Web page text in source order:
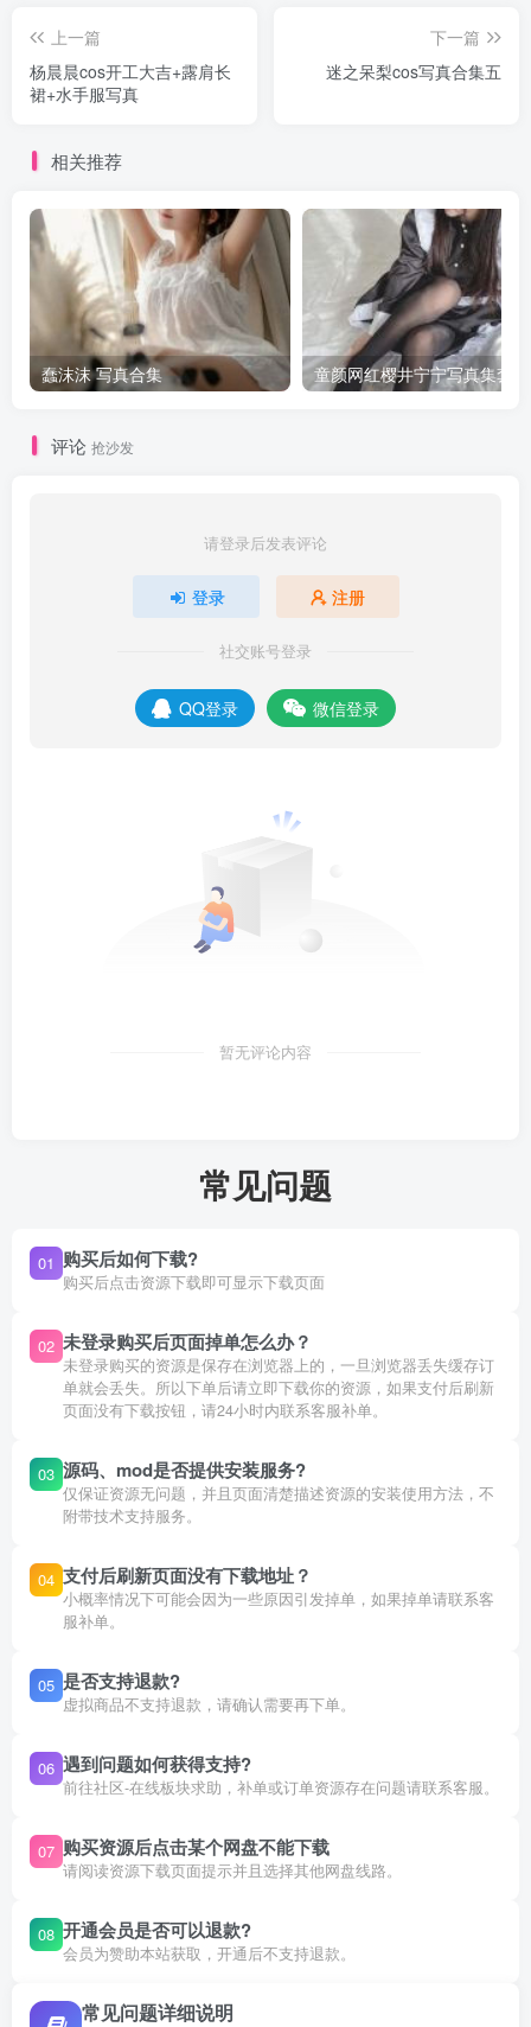
上一篇
杨晨晨cos开工大吉+露肩长
裙+水手服写真
下一篇
迷之呆梨cos写真合集五
相关推荐
蠢沫沫 写真合集 童颜网红樱井宁宁写真集套图
评论 抢沙发
请登录后发表评论
登录 注册
社交账号登录
QQ登录 微信登录
暂无评论内容
常见问题
01 购买后如何下载?
购买后点击资源下载即可显示下载页面
02 未登录购买后页面掉单怎么办？
未登录购买的资源是保存在浏览器上的，一旦浏览器丢失缓存订
单就会丢失。所以下单后请立即下载你的资源，如果支付后刷新
页面没有下载按钮，请24小时内联系客服补单。
03 源码、mod是否提供安装服务?
仅保证资源无问题，并且页面清楚描述资源的安装使用方法，不
附带技术支持服务。
04 支付后刷新页面没有下载地址？
小概率情况下可能会因为一些原因引发掉单，如果掉单请联系客
服补单。
05 是否支持退款?
虚拟商品不支持退款，请确认需要再下单。
06 遇到问题如何获得支持?
前往社区-在线板块求助，补单或订单资源存在问题请联系客服。
07 购买资源后点击某个网盘不能下载
请阅读资源下载页面提示并且选择其他网盘线路。
08 开通会员是否可以退款?
会员为赞助本站获取，开通后不支持退款。
常见问题详细说明